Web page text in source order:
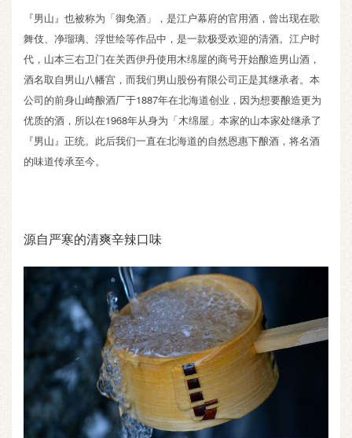
『男山』也被称为「御免酒」，是江户幕府的官用酒，曾出现在歌
舞伎、净瑠璃、浮世绘等作品中，是一款极受欢迎的清酒。江户时
代，山本三右卫门在关西伊丹使用木绵屋的商号开始酿造男山酒，
酒名取自男山八幡宫，而我们男山股份有限公司正是其继承者。本
公司的前身山崎酿酒厂于1887年在北海道创业，因为想要酿造更为
优质的酒，所以在1968年从身为「木绵屋」本家的山本家处继承了
『男山』正统。此后我们一直在北海道的自然恩惠下酿酒，将名酒
的味道传承至今。
源自严寒的清爽辛辣口味